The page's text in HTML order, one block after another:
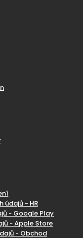
údajů - HR
- Google Play
- Apple Store
- Obchod